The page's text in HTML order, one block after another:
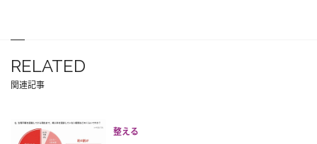
RELATED
関連記事
整える